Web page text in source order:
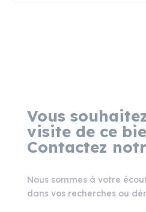
Vous
visite de ce
Contactez
Nous sommes à votre
dans vos recherches ou